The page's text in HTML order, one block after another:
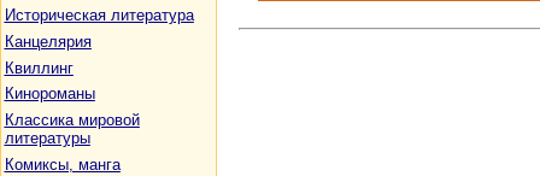
Историческая литература
Канцелярия
Квиллинг
Кинороманы
Классика мировой
литературы
Комиксы, манга